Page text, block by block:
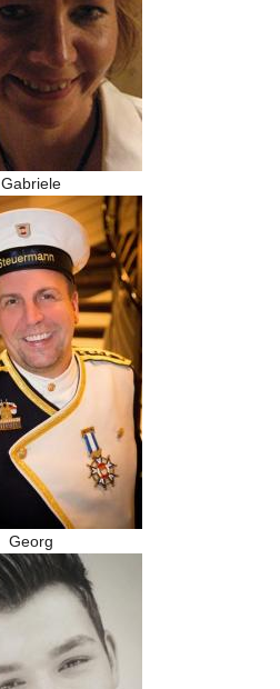
Gabriele
Georg